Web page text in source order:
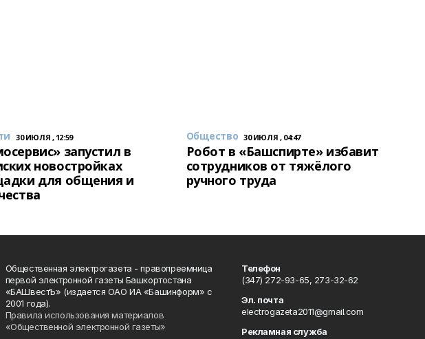
30 ИЮЛЯ , 12:59
запустил в
новостройках
для общения и
Общество 30 ИЮЛЯ , 04:47
Робот в «Башспирте» избавит
сотрудников от тяжёлого
ручного труда
Общественная электрогазета - правопреемница
первой электронной газеты Башкортостана
«БАШвестЪ» (издается ОАО ИА «Башинформ» с
2001 года).
Правила использования материалов
«Общественной электронной газеты»
Телефон
(347) 272-93-65, 273-32-62
Эл. почта
electrogazeta2011@gmail.com
Рекламная служба